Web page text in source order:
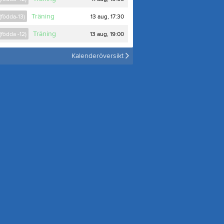
13) Träning 13 aug, 17:30
-12) Träning 13 aug, 19:00
Kalenderöversikt